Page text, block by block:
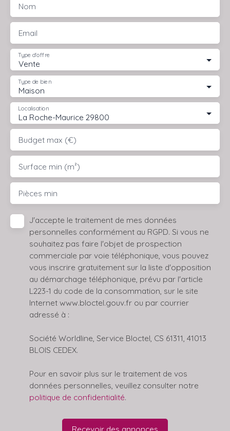
Nom
Email
Vente
Type d'offre
Maison
Type de bien
La Roche-Maurice 29800
Localisation
Budget max (€)
Surface min (m²)
Pièces min
J'accepte le traitement de mes données
personnelles conformément au RGPD. Si vous ne
souhaitez pas faire l'objet de prospection
commerciale par voie téléphonique, vous pouvez
vous inscrire gratuitement sur la liste d'opposition
au démarchage téléphonique, prévu par l'article
L223-1 du code de la consommation, sur le site
Internet www.bloctel.gouv.fr ou par courrier
adressé à :
Société Worldline, Service Bloctel, CS 61311, 41013
BLOIS CEDEX.
Pour en savoir plus sur le traitement de vos
données personnelles, veuillez consulter notre
politique de confidentialité.